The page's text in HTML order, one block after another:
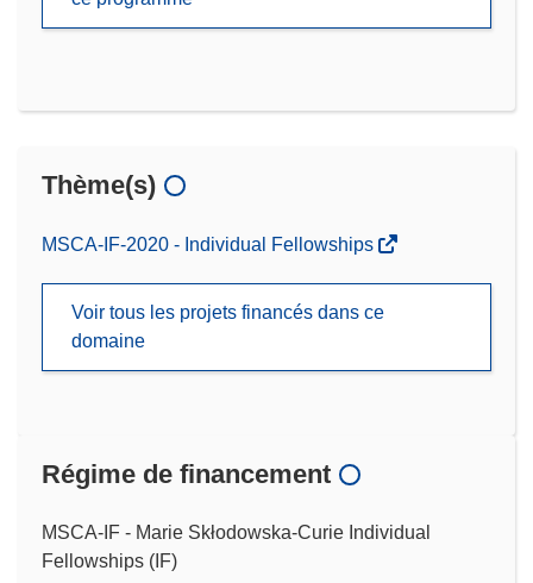
Thème(s)
MSCA-IF-2020 - Individual Fellowships
Voir tous les projets financés dans ce
domaine
Régime de financement
MSCA-IF - Marie Skłodowska-Curie Individual
Fellowships (IF)